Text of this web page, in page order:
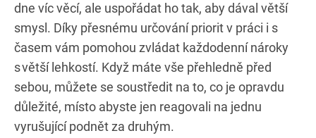
dne víc věcí, ale uspořádat ho tak, aby dával větší
smysl. Díky přesnému určování priorit v práci i s
časem vám pomohou zvládat každodenní nároky
s větší lehkostí. Když máte vše přehledně před
sebou, můžete se soustředit na to, co je opravdu
důležité, místo abyste jen reagovali na jednu
vyrušující podnět za druhým.